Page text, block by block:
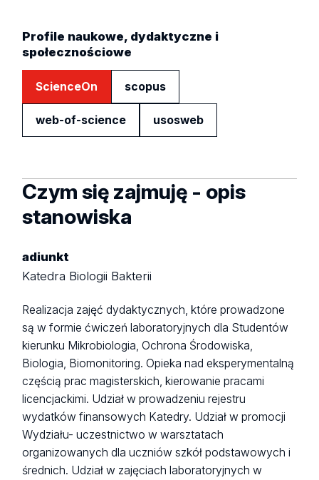
Profile naukowe, dydaktyczne i
społecznościowe
ScienceOn scopus
web-of-science usosweb
Czym się zajmuję - opis
stanowiska
adiunkt
Katedra Biologii Bakterii
Realizacja zajęć dydaktycznych, które prowadzone
są w formie ćwiczeń laboratoryjnych dla Studentów
kierunku Mikrobiologia, Ochrona Środowiska,
Biologia, Biomonitoring. Opieka nad eksperymentalną
częścią prac magisterskich, kierowanie pracami
licencjackimi. Udział w prowadzeniu rejestru
wydatków finansowych Katedry. Udział w promocji
Wydziału- uczestnictwo w warsztatach
organizowanych dla uczniów szkół podstawowych i
średnich. Udział w zajęciach laboratoryjnych w